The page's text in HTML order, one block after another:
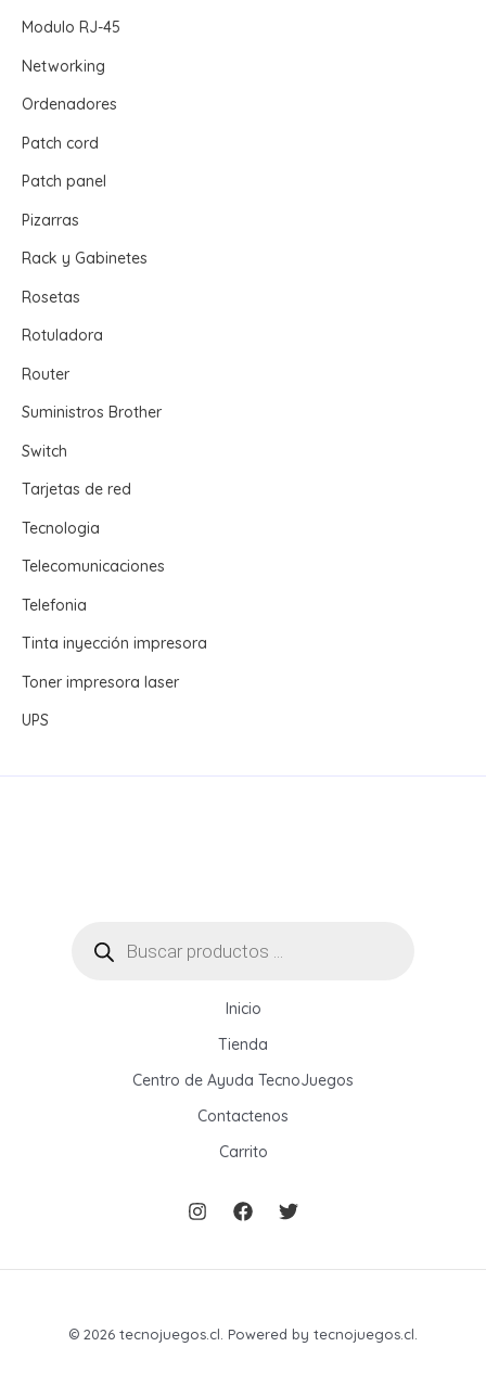
Modulo RJ-45
Networking
Ordenadores
Patch cord
Patch panel
Pizarras
Rack y Gabinetes
Rosetas
Rotuladora
Router
Suministros Brother
Switch
Tarjetas de red
Tecnologia
Telecomunicaciones
Telefonia
Tinta inyección impresora
Toner impresora laser
UPS
productos
Inicio
Tienda
Centro de Ayuda TecnoJuegos
Contactenos
Carrito
© 2026 tecnojuegos.cl. Powered by tecnojuegos.cl.